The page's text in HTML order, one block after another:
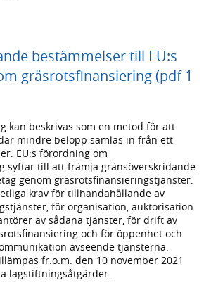
bestämmelser till EU:s
gräsrotsfinansiering (pdf 1
kan beskrivas som en metod för att
mindre belopp samlas in från ett
EU:s förordning om
syftar till att främja gränsöverskridande
genom gräsrotsfinansieringstjänster.
krav för tillhandahållande av
för organisation, auktorisation
av sådana tjänster, för drift av
och för öppenhet och
avseende tjänsterna.
fr.o.m. den 10 november 2021
lagstiftningsåtgärder.